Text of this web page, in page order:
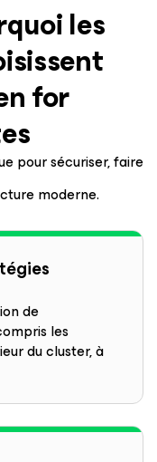
les
for
pour sécuriser, faire
moderne.
de
les
du cluster, à